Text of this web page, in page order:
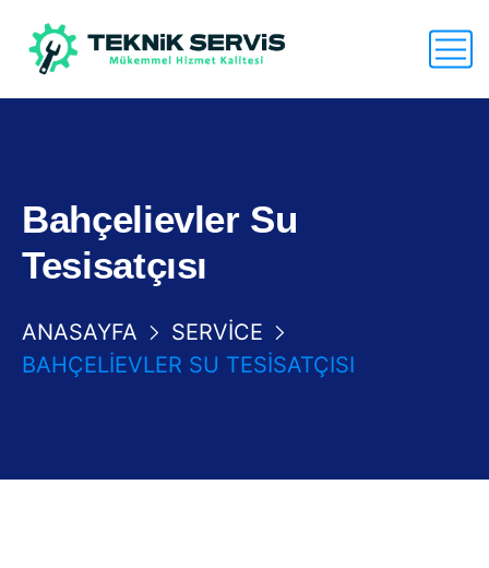
Bahçelievler Su
Tesisatçısı
ANASAYFA
SERVICE
BAHÇELIEVLER SU TESISATÇISI